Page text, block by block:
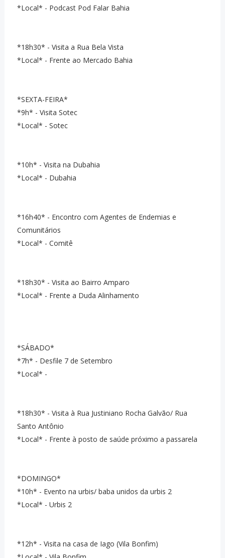
*Local* - Podcast Pod Falar Bahia
*18h30* - Visita a Rua Bela Vista
*Local* - Frente ao Mercado Bahia
*SEXTA-FEIRA*
*9h* - Visita Sotec
*Local* - Sotec
*10h* - Visita na Dubahia
*Local* - Dubahia
*16h40* - Encontro com Agentes de Endemias e
Comunitários
*Local* - Comitê
*18h30* - Visita ao Bairro Amparo
*Local* - Frente a Duda Alinhamento
*SÁBADO*
*7h* - Desfile 7 de Setembro
*Local* -
*18h30* - Visita à Rua Justiniano Rocha Galvão/ Rua
Santo Antônio
*Local* - Frente à posto de saúde próximo a passarela
*DOMINGO*
*10h* - Evento na urbis/ baba unidos da urbis 2
*Local* - Urbis 2
*12h* - Visita na casa de Iago (Vila Bonfim)